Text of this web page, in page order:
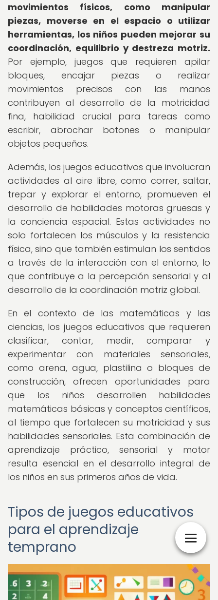
movimientos físicos, como manipular
piezas, moverse en el espacio o utilizar
herramientas, los niños pueden mejorar su
coordinación, equilibrio y destreza motriz.
Por ejemplo, juegos que requieren apilar
bloques, encajar piezas o realizar
movimientos precisos con las manos
contribuyen al desarrollo de la motricidad
fina, habilidad crucial para tareas como
escribir, abrochar botones o manipular
objetos pequeños.
Además, los juegos educativos que involucran
actividades al aire libre, como correr, saltar,
trepar y explorar el entorno, promueven el
desarrollo de habilidades motoras gruesas y
la conciencia espacial. Estas actividades no
solo fortalecen los músculos y la resistencia
física, sino que también estimulan los sentidos
a través de la interacción con el entorno, lo
que contribuye a la percepción sensorial y al
desarrollo de la coordinación motriz global.
En el contexto de las matemáticas y las
ciencias, los juegos educativos que requieren
clasificar, contar, medir, comparar y
experimentar con materiales sensoriales,
como arena, agua, plastilina o bloques de
construcción, ofrecen oportunidades para
que los niños desarrollen habilidades
matemáticas básicas y conceptos científicos,
al tiempo que fortalecen su motricidad y sus
habilidades sensoriales. Esta combinación de
aprendizaje práctico, sensorial y motor
resulta esencial en el desarrollo integral de
los niños en sus primeros años de vida.
Tipos de juegos educativos
para el aprendizaje
temprano